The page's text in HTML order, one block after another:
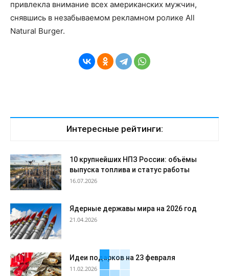
привлекла внимание всех американских мужчин,
снявшись в незабываемом рекламном ролике All
Natural Burger.
Интересные рейтинги:
10 крупнейших НПЗ России: объёмы
выпуска топлива и статус работы
16.07.2026
Ядерные державы мира на 2026 год
21.04.2026
Идеи подарков на 23 февраля
11.02.2026